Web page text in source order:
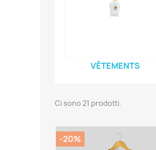
VÊTEMENTS
Ci sono 21 prodotti.
-20%